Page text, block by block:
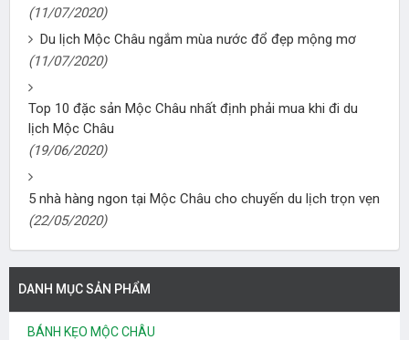
(11/07/2020)
Du lịch Mộc Châu ngắm mùa nước đổ đẹp mộng mơ
(11/07/2020)
Top 10 đặc sản Mộc Châu nhất định phải mua khi đi du
lịch Mộc Châu
(19/06/2020)
5 nhà hàng ngon tại Mộc Châu cho chuyến du lịch trọn vẹn
(22/05/2020)
DANH MỤC SẢN PHẨM
BÁNH KẸO MỘC CHÂU